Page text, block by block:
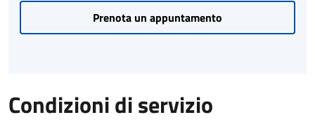
Prenota un appuntamento
Condizioni di servizio